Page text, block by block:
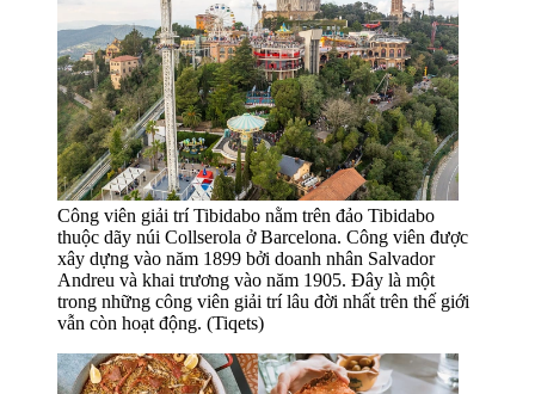
Công viên giải trí Tibidabo nằm trên đảo Tibidabo
thuộc dãy núi Collserola ở Barcelona. Công viên được
xây dựng vào năm 1899 bởi doanh nhân Salvador
Andreu và khai trương vào năm 1905. Đây là một
trong những công viên giải trí lâu đời nhất trên thế giới
vẫn còn hoạt động. (Tiqets)